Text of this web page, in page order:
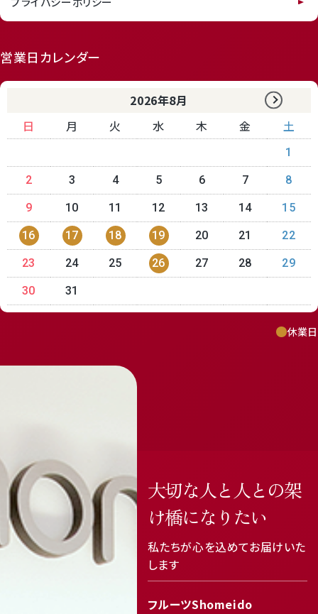
営業日カレンダー
2026年8月
日
月 火 水 木 金 土
1
2 3 4 5 6 7 8
9 10 11 12 13 14 15
16 17 18 19 20 21 22
23 24 25 26 27 28 29
30 31
休業日
大切な人と人との架
け橋になりたい
私たちが心を込めてお届けいた
します
フルーツShomeido